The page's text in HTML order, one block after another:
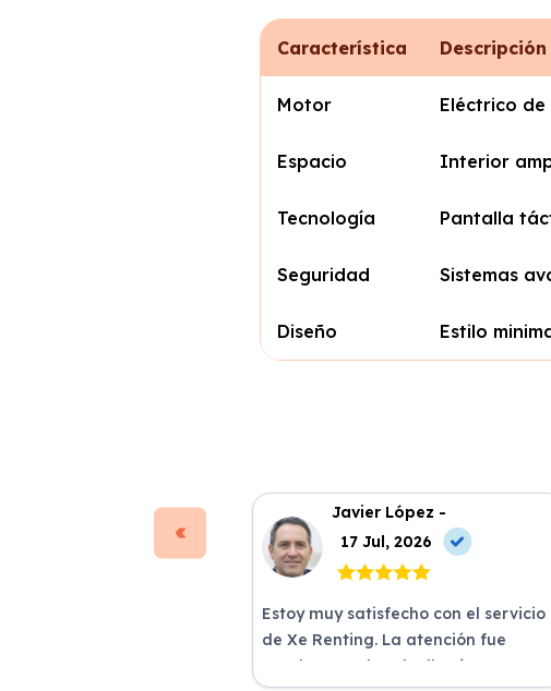
Característica Descripción
Motor Eléctrico
Espacio Interior
Tecnología Pantalla
Seguridad Sistemas
Diseño Estilo
Javier López -
17 Jul, 2026
Estoy muy satisfecho con el servicio
de Xe Renting. La atención fue
excelente y el coche llegó en